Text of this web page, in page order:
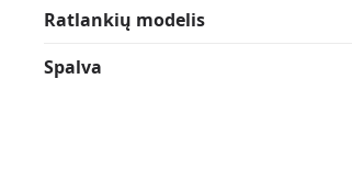
Ratlankių modelis
Spalva